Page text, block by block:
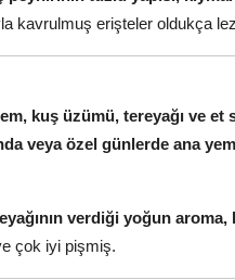
kavrulmuş erişteler oldukça
kuş üzümü, tereyağı ve
veya özel günlerde ana
verdiği yoğun
çok iyi pişmiş.